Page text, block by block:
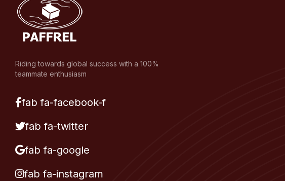
Riding towards global success with a 100%
teammate enthusiasm
fab fa-facebook-f
fab fa-twitter
fab fa-google
fab fa-instagram